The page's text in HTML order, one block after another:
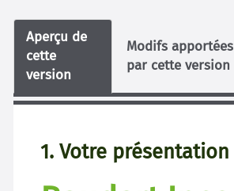
Aperçu de
cette
version
Modifs apportées
par cette version
1. Votre présentation